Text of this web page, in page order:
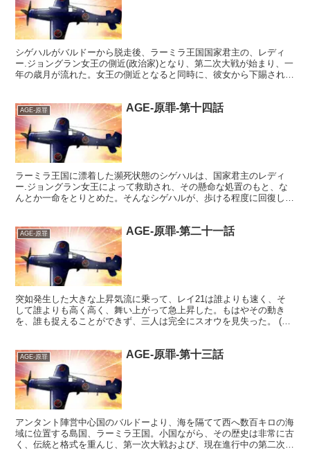
シゲハルがバルドーから脱走後、ラーミラ王国国家君主の、レディ
ー.ジョングラン女王の側近(政治家)となり、第二次大戦が始まり、一
年の歳月が流れた。女王の側近となると同時に、彼女から下賜された
AGE-原罪 AGE-原罪-第十四話
ラーミラ王国に漂着した瀕死状態のシゲハルは、国家君主のレディ
ー.ジョングラン女王によって救助され、その懸命な処置のもと、な
んとか一命をとりとめた。そんなシゲハルが、歩ける程度に回復した
AGE-原罪 AGE-原罪-第二十一話
突如発生した大きな上昇気流に乗って、レイ21は誰よりも速く、そ
して誰よりも高く高く、舞い上がって急上昇した。もはやその動き
を、誰も捉えることができず、三人は完全にスオウを見失った。 (ど
AGE-原罪 AGE-原罪-第十三話
アンタント陣営中心国のバルドーより、海を隔てて西へ数百キロの海
域に位置する島国、ラーミラ王国。小国ながら、その歴史は非常に古
く、伝統と格式を重んじ、第一次大戦および、現在進行中の第二次大